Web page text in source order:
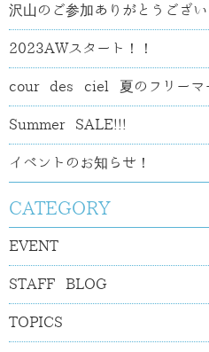
沢山のご参加ありがとうござ
2023AWスタート！！
cour des ciel 夏のフリーマ
Summer SALE!!!
イベントのお知らせ！
CATEGORY
EVENT
STAFF BLOG
TOPICS